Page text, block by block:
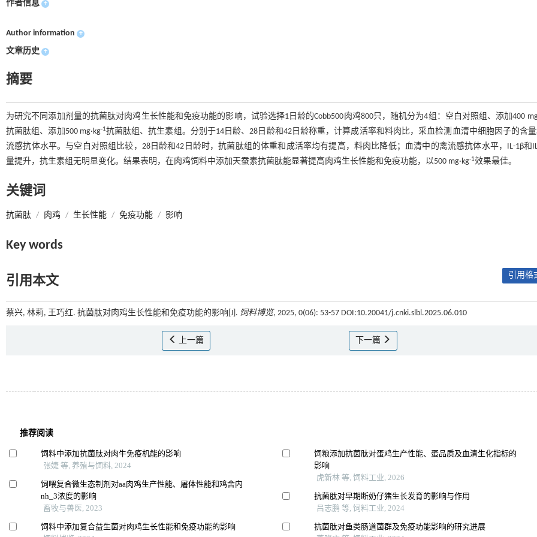
作者信息 +
Author information +
文章历史 +
摘要
为研究不同添加剂量的抗菌肽对肉鸡生长性能和免疫功能的影响，试验选择1日龄的Cobb500肉鸡800只，随机分为4组：空白对照组、添加400
抗菌肽组、添加500 mg·kg-1抗菌肽组、抗生素组。分别于14日龄、28日龄和42日龄称重，计算成活率和料肉比，采血检测血清中细胞因子的含
流感抗体水平。与空白对照组比较，28日龄和42日龄时，抗菌肽组的体重和成活率均有提高，料肉比降低；血清中的禽流感抗体水平，IL-1β和
量提升，抗生素组无明显变化。结果表明，在肉鸡饲料中添加天蚕素抗菌肽能显著提高肉鸡生长性能和免疫功能，以500 mg·kg-1效果最佳。
关键词
抗菌肽 / 肉鸡 / 生长性能 / 免疫功能 / 影响
Key words
引用本文 引用格
蔡兴, 林莉, 王巧红. 抗菌肽对肉鸡生长性能和免疫功能的影响[J]. 饲料博览, 2025, 0(06): 53-57 DOI:10.20041/j.cnki.slbl.2025.06.010
上一篇 下一篇